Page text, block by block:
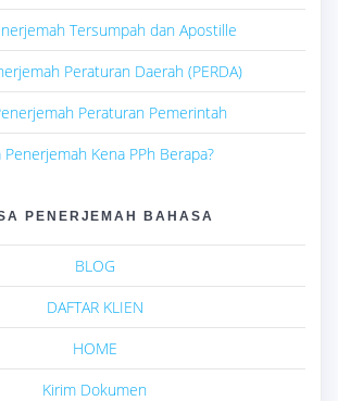
Tersumpah dan Apostille
Peraturan Daerah (PERDA)
Peraturan Pemerintah
Penerjemah Kena PPh Berapa?
PENERJEMAH BAHASA
BLOG
DAFTAR KLIEN
HOME
Kirim Dokumen